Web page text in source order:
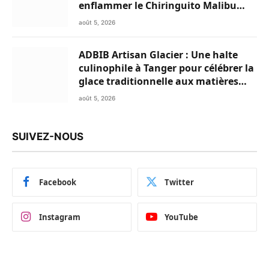
enflammer le Chiringuito Malibu
Club
août 5, 2026
ADBIB Artisan Glacier : Une halte
culinophile à Tanger pour célébrer la
glace traditionnelle aux matières
premières de choix
août 5, 2026
SUIVEZ-NOUS
Facebook Twitter
Instagram YouTube